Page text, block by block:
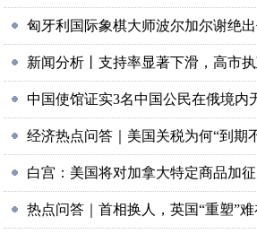
匈牙利国际象棋大师波尔加尔谢绝
新闻分析丨支持率显著下滑，高市
中国使馆证实3名中国公民在俄境内
经济热点问答｜美国关税为何“到期
白宫：美国将对加拿大特定商品加
热点问答｜首相换人，英国“重塑”